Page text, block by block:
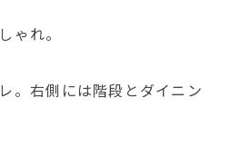
ゃれ。
。右側には階段とダイニン